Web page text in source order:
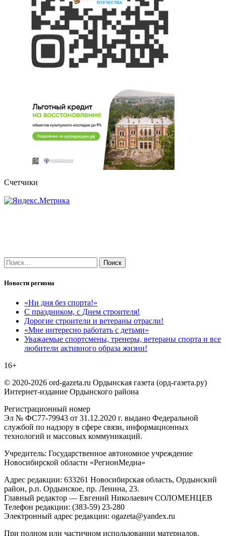
Счетчики
Найти:
Новости региона
«Ни дня без спорта!»
С праздником, с Днем строителя!
Дорогие строители и ветераны отрасли!
«Мне интересно работать с детьми»
Уважаемые спортсмены, тренеры, ветераны спорта и все
любители активного образа жизни!
16+
© 2020-2026 ord-gazeta.ru Ордынская газета (орд-газета.ру)
Интернет-издание Ордынского района
Регистрационный номер
Эл № ФС77-79943 от 31.12.2020 г. выдано Федеральной
службой по надзору в сфере связи, информационных
технологий и массовых коммуникаций.
Учредитель: Государственное автономное учреждение
Новосибирской области «РегионМедиа»
Адрес редакции: 633261 Новосибирская область, Ордынский
район, р.п. Ордынское, пр. Ленина, 23.
Главный редактор — Евгений Николаевич СОЛОМЕНЦЕВ
Телефон редакции: (383-59) 23-280
Электронный адрес редакции: ogazeta@yandex.ru
При полном или частичном использовании материалов,